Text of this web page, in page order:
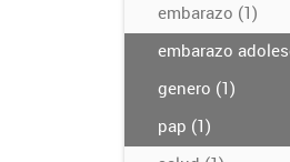
embarazo (1)
embarazo
genero (1)
pap (1)